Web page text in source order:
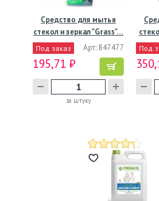
Средство для мытья
стекол и зеркал "Grass"…
Под заказ Арт: 847477
195,71 ₽
за штуку
Под